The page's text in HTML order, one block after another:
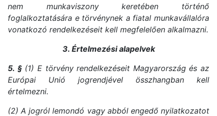
nem munkaviszony keretében történő
foglalkoztatására e törvénynek a fiatal munkavállalóra
vonatkozó rendelkezéseit kell megfelelően alkalmazni.
3. Értelmezési alapelvek
5. §(1) E törvény rendelkezéseit Magyarország és az
Európai Unió jogrendjével összhangban kell
értelmezni.
(2) A jogról lemondó vagy abból engedő nyilatkozatot